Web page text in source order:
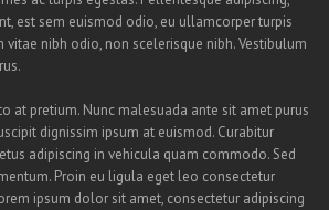
est sem euismod odio, eu ullamcorper turpis
nibh odio, non scelerisque nibh. Vestibulum
at pretium. Nunc malesuada ante sit amet purus
dignissim ipsum at euismod. Curabitur
adipiscing in vehicula quam commodo. Sed
Proin eu ligula eget leo consectetur
ipsum dolor sit amet, consectetur adipiscing